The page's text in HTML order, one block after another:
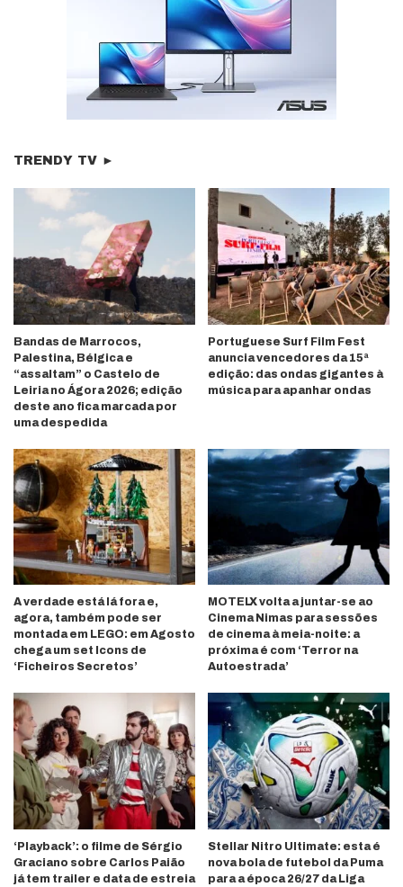
TRENDY TV ►
Bandas de Marrocos,
Palestina, Bélgica e
“assaltam” o Castelo de
Leiria no Ágora 2026; edição
deste ano fica marcada por
uma despedida
Portuguese Surf Film Fest
anuncia vencedores da 15ª
edição: das ondas gigantes à
música para apanhar ondas
A verdade está lá fora e,
agora, também pode ser
montada em LEGO: em Agosto
chega um set Icons de
‘Ficheiros Secretos’
MOTELX volta a juntar-se ao
Cinema Nimas para sessões
de cinema à meia-noite: a
próxima é com ‘Terror na
Autoestrada’
‘Playback’: o filme de Sérgio
Graciano sobre Carlos Paião
já tem trailer e data de estreia
Stellar Nitro Ultimate: esta é
nova bola de futebol da Puma
para a época 26/27 da Liga